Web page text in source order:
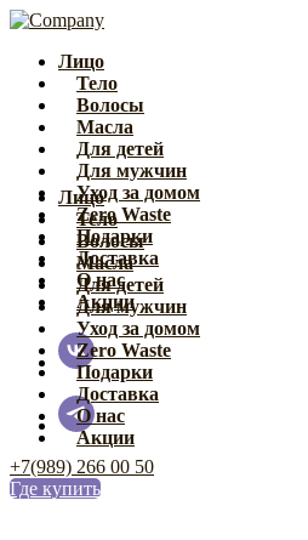
Лицо
Тело
Волосы
Масла
Для детей
Для мужчин
Уход за домом
Zero Waste
Подарки
Доставка
О нас
Акции
+7(989) 266 00 50
Где купить
Лицо
Тело
Волосы
Масла
Для детей
Для мужчин
Уход за домом
Zero Waste
Подарки
Доставка
О нас
Акции